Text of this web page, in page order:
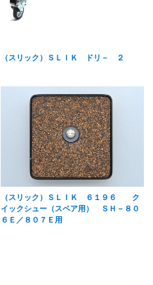
（スリック）ＳＬＩＫ ドリ－ ２
（スリック）ＳＬＩＫ ６１９６ ク
イックシュー（スペア用） ＳＨ－８０
６Ｅ／８０７Ｅ用